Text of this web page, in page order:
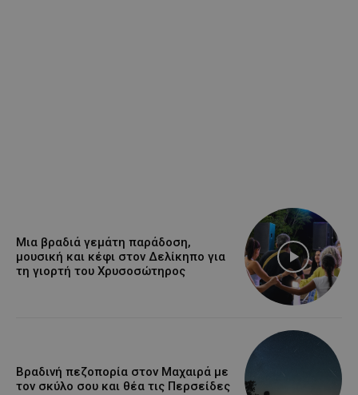
Μια βραδιά γεμάτη παράδοση,
μουσική και κέφι στον Δελίκηπο για
τη γιορτή του Χρυσοσώτηρος
Βραδινή πεζοπορία στον Μαχαιρά με
τον σκύλο σου και θέα τις Περσείδες